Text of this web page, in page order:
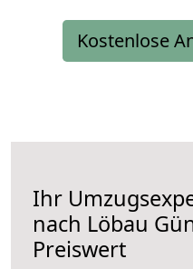
Kostenlose
Ihr
nach Löbau
Preiswert